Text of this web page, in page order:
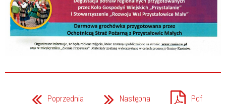
Poprzednia Następna Pdf